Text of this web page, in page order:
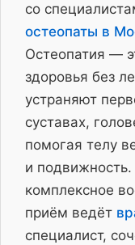
со
остеопаты в
Остеопатия —
здоровья без
устраняют
суставах,
помогая телу
и
комплексное
приём ведёт
специалист,